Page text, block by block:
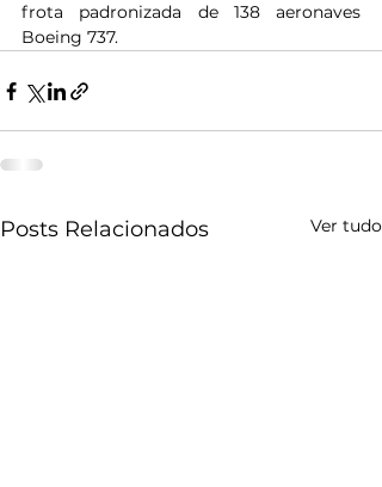
frota padronizada de 138 aeronaves
Boeing 737.
Posts Relacionados Ver tudo